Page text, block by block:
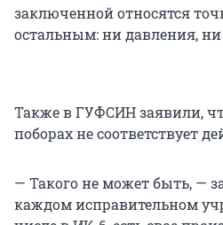
заключенной относятся
остальным: ни давления,
Также в ГУФСИН заявили,
поборах не соответствует
— Такого не может быть, —
каждом исправительном